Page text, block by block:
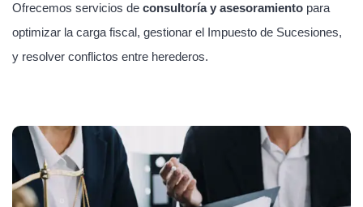
Ofrecemos servicios de consultoría y asesoramiento para
optimizar la carga fiscal, gestionar el Impuesto de Sucesiones,
y resolver conflictos entre herederos.